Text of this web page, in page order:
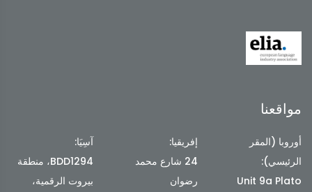
مواقعنا
أوروبا (المقر
الرئيسي):
Unit 9a Plato
إفريقيا:
24 شارع محمد
رضوان
آسِيَا:
BDD1294، منطقة
بيروت الرقمية،